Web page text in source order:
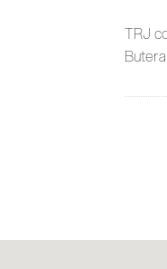
TRJ